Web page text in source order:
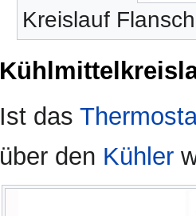
Kreislauf
Ist das
über den Kühler